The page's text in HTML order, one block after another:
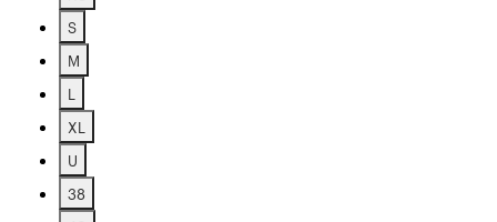
Affinamento in base a Taglia: XS
S
Affinamento in base a Taglia: S
M
Affinamento in base a Taglia: M
L
Affinamento in base a Taglia: L
XL
Affinamento in base a Taglia: XL
U
Affinamento in base a Taglia: U
38